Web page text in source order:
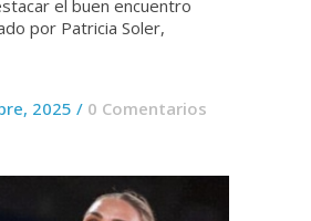
el buen encuentro
por Patricia Soler,
2025 / 0 Comentarios